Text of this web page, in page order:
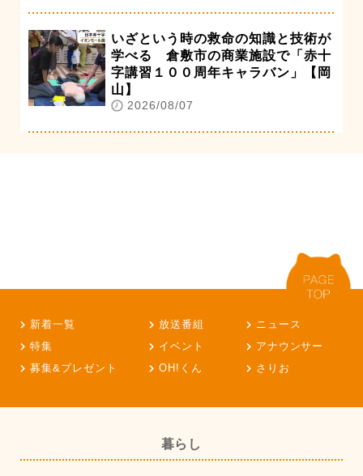
いざという時の救命の知識と技術が
学べる 倉敷市の商業施設で「赤十
字講習１００周年キャラバン」【岡
山】
2026/08/07
新着一覧 放送番組
ニュース
特集
イベント
アナウンサー
募集&プレゼント
OH!くん さりお
暮らし